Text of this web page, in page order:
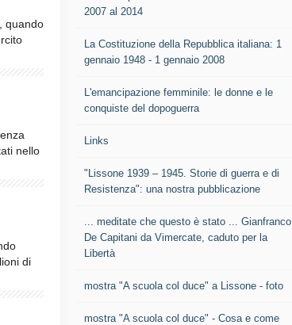
quando
nello
di
2007 al 2014
La Costituzione della Repubblica italiana: 1
gennaio 1948 - 1 gennaio 2008
L'emancipazione femminile: le donne e le
conquiste del dopoguerra
Links
"Lissone 1939 – 1945. Storie di guerra e di
Resistenza": una nostra pubblicazione
... meditate che questo è stato ... Gianfranco
De Capitani da Vimercate, caduto per la
Libertà
mostra "A scuola col duce" a Lissone - foto
mostra "A scuola col duce" - Cosa e come